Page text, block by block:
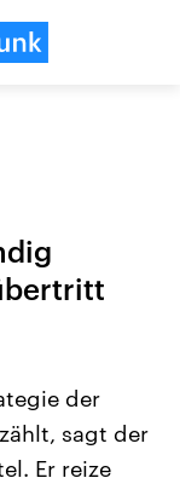
Beiträge,
der
sagt der
Er reize